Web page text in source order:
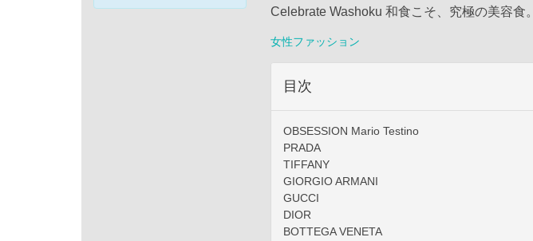
Celebrate Washoku 和食こそ、究極の美容食。
女性ファッション
目次
OBSESSION Mario Testino
PRADA
TIFFANY
GIORGIO ARMANI
GUCCI
DIOR
BOTTEGA VENETA